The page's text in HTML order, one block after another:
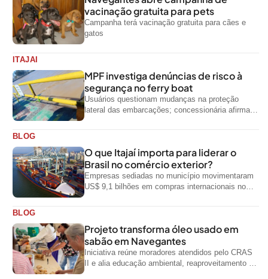
vacinação gratuita para pets
Campanha terá vacinação gratuita para cães e
gatos
ITAJAI
MPF investiga denúncias de risco à
segurança no ferry boat
Usuários questionam mudanças na proteção
lateral das embarcações; concessionária afirma
BLOG
O que Itajaí importa para liderar o
Brasil no comércio exterior?
Empresas sediadas no município movimentaram
US$ 9,1 bilhões em compras internacionais no
BLOG
Projeto transforma óleo usado em
sabão em Navegantes
Iniciativa reúne moradores atendidos pelo CRAS
II e alia educação ambiental, reaproveitamento de